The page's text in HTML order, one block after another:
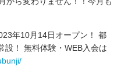
年10月14日オープン！ 都
設！ 無料体験・WEB入会は